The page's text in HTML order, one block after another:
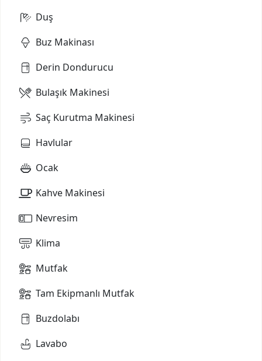
Duş
Buz Makinası
Derin Dondurucu
Bulaşık Makinesi
Saç Kurutma Makinesi
Havlular
Ocak
Kahve Makinesi
Nevresim
Klima
Mutfak
Tam Ekipmanlı Mutfak
Buzdolabı
Lavabo